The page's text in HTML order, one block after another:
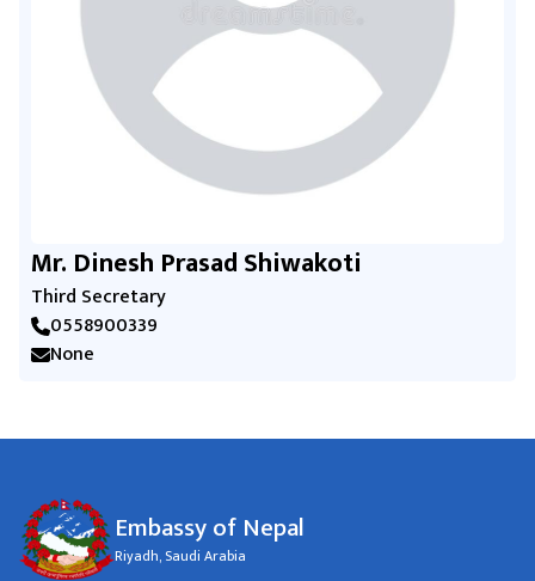
Mr. Dinesh Prasad Shiwakoti
Third Secretary
0558900339
None
Embassy of Nepal
Riyadh, Saudi Arabia